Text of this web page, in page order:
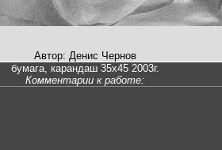
Автор: Денис Чернов
бумага, карандаш 35x45 2003г.
Комментарии к работе: